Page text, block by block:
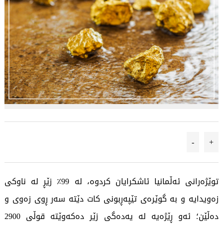
+
-
توێژەرانی ئەڵمانیا ئاشکرایان کردوە، لە 99٪ زێڕ لە ناوکی
زەویدایە و بە گوێرەی تێپەڕبونی کات دێتە سەر ڕوی زەوی و
دەڵێن؛ ئەو ڕێژەیە لە یەدەگی زێر دەکەوێتە قوڵی 2900